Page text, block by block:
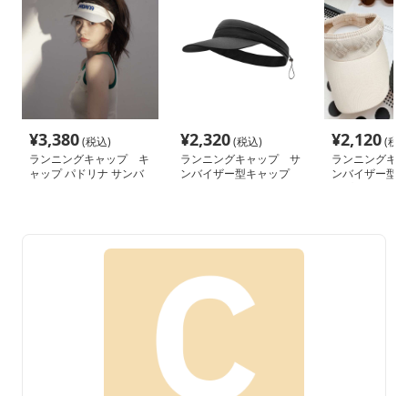
¥3,380(税込)
ランニングキャップ キ
ャップ パドリナ サンバ
¥2,320(税込)
ランニングキャップ サ
ンバイザー型キャップ
¥2,120(税
ランニングキ
ンバイザー型